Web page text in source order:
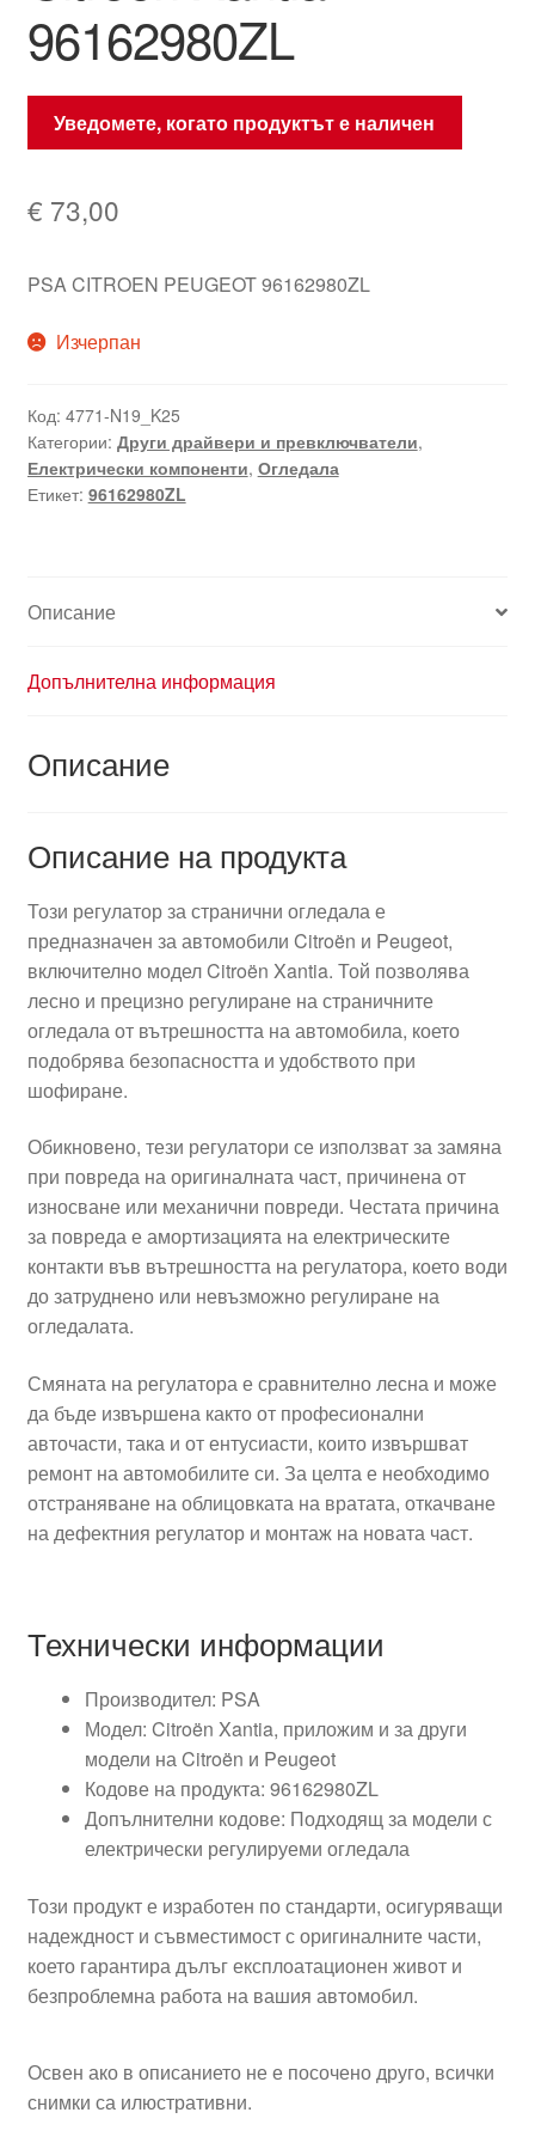
96162980ZL
Уведомете, когато продуктът е наличен
€ 73,00
PSA CITROEN PEUGEOT 96162980ZL
Изчерпан
Код: 4771-N19_K25
Категории: Други драйвери и превключватели,
Електрически компоненти, Огледала
Етикет: 96162980ZL
Описание
Допълнителна информация
Описание
Описание на продукта
Този регулатор за странични огледала е
предназначен за автомобили Citroën и Peugeot,
включително модел Citroën Xantia. Той позволява
лесно и прецизно регулиране на страничните
огледала от вътрешността на автомобила, което
подобрява безопасността и удобството при
шофиране.
Обикновено, тези регулатори се използват за замяна
при повреда на оригиналната част, причинена от
износване или механични повреди. Честата причина
за повреда е амортизацията на електрическите
контакти във вътрешността на регулатора, което води
до затруднено или невъзможно регулиране на
огледалата.
Смяната на регулатора е сравнително лесна и може
да бъде извършена както от професионални
авточасти, така и от ентусиасти, които извършват
ремонт на автомобилите си. За целта е необходимо
отстраняване на облицовката на вратата, откачване
на дефектния регулатор и монтаж на новата част.
Технически информации
Производител: PSA
Модел: Citroën Xantia, приложим и за други
модели на Citroën и Peugeot
Кодове на продукта: 96162980ZL
Допълнителни кодове: Подходящ за модели с
електрически регулируеми огледала
Този продукт е изработен по стандарти, осигуряващи
надеждност и съвместимост с оригиналните части,
което гарантира дълъг експлоатационен живот и
безпроблемна работа на вашия автомобил.
Освен ако в описанието не е посочено друго, всички
снимки са илюстративни.